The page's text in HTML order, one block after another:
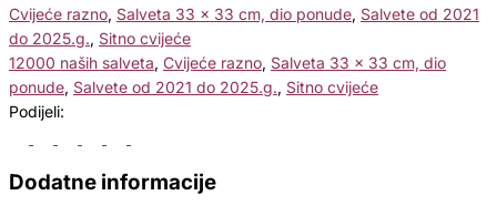
Cvijeće razno, Salveta 33 x 33 cm, dio ponude, Salvete od 2021
do 2025.g., Sitno cvijeće
12000 naših salveta, Cvijeće razno, Salveta 33 x 33 cm, dio
ponude, Salvete od 2021 do 2025.g., Sitno cvijeće
Podijeli:
Dodatne informacije